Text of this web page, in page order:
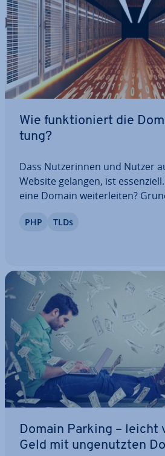
Wie funk­tio­niert die
tung?
Dass Nut­ze­rin­nen und Nutzer
Website gelangen, ist
eine Domain wei­ter­lei­ten?
client­ba­siert umsetzen. Zur
PHP TLDs
Domain Parking – leicht
Geld mit un­ge­nutz­ten